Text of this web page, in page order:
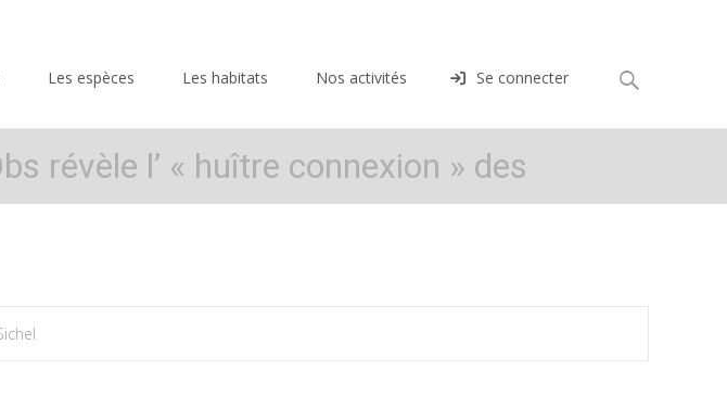
Les espèces Les habitats Nos activités Se connecter Rechercher :
révèle l’ « huître connexion » des